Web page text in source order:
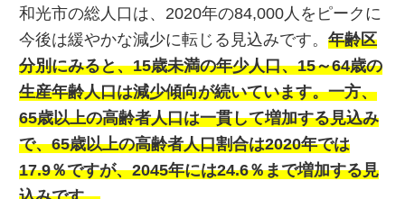
和光市の総人口は、2020年の84,000人をピークに
今後は緩やかな減少に転じる見込みです。 年齢区
分別にみると、15歳未満の年少人口、15～64歳の
生産年齢人口は減少傾向が続いています。一方、
65歳以上の高齢者人口は一貫して増加する見込み
で、65歳以上の高齢者人口割合は2020年では
17.9％ですが、2045年には24.6％まで増加する見